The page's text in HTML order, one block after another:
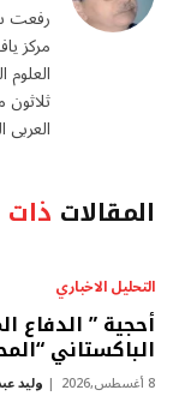
رفعت
مركز
المقالات ذات
التحليل الاخباري
أحجية ” الدفاع
الباكستاني
8 أغسطس,2026 وليد